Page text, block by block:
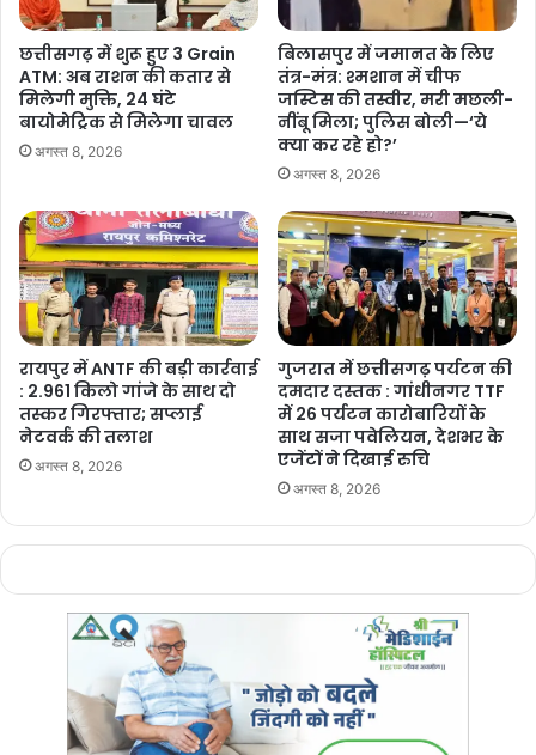
Manish Tiwari
छत्तीसगढ़ में शुरू हुए 3 Grain
ATM: अब राशन की कतार से
मिलेगी मुक्ति, 24 घंटे
बायोमेट्रिक से मिलेगा चावल
अगस्त 8, 2026
बिलासपुर में जमानत के लिए
तंत्र-मंत्र: श्मशान में चीफ
जस्टिस की तस्वीर, मरी मछली-
नींबू मिला; पुलिस बोली—‘ये
क्या कर रहे हो?’
अगस्त 8, 2026
रायपुर में ANTF की बड़ी कार्रवाई
: 2.961 किलो गांजे के साथ दो
तस्कर गिरफ्तार; सप्लाई
नेटवर्क की तलाश
अगस्त 8, 2026
गुजरात में छत्तीसगढ़ पर्यटन की
दमदार दस्तक : गांधीनगर TTF
में 26 पर्यटन कारोबारियों के
साथ सजा पवेलियन, देशभर के
एजेंटों ने दिखाई रुचि
अगस्त 8, 2026